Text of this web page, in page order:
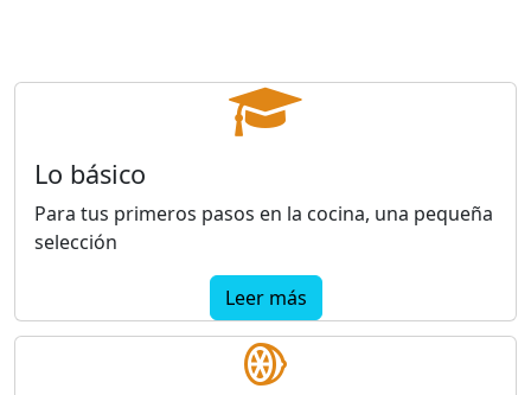
Lo básico
Para tus primeros pasos en la cocina, una pequeña
selección
Leer más